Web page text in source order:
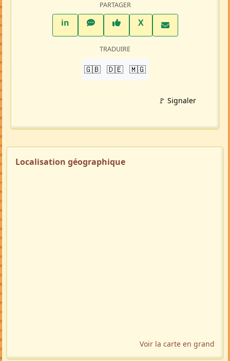
PARTAGER
inLinkedInWhatsAppFacebook
XTwitter X
TRADUIRE
🇬🇧 🇩🇪 🇲🇬
🚩 Signaler
Localisation géographique
Voir la carte en grand